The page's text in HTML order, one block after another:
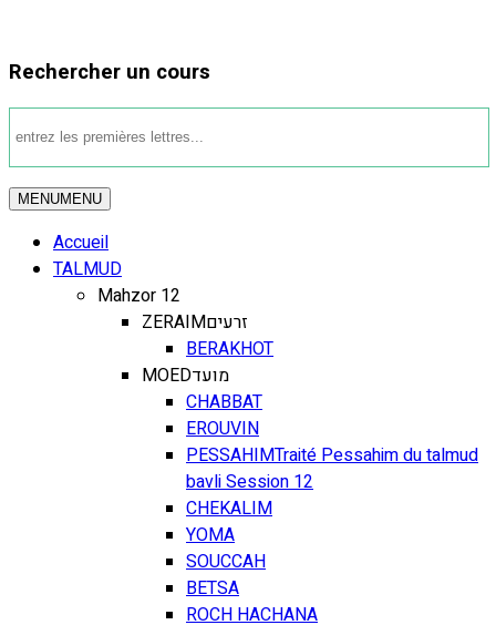
Rechercher un cours
MENUMENU
Accueil
TALMUD
Mahzor 12
ZERAIMזרעים
BERAKHOT
MOEDמועד
CHABBAT
EROUVIN
PESSAHIMTraité Pessahim du talmud
bavli Session 12
CHEKALIM
YOMA
SOUCCAH
BETSA
ROCH HACHANA